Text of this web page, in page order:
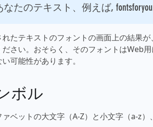
なたのテキスト、例えば,
れたテキストのフォントの画面上の結果
ださい。おそらく、そのフォントはWeb
可能性があります。
ボル
ァベットの大文字（A-Z）と小文字（a-z